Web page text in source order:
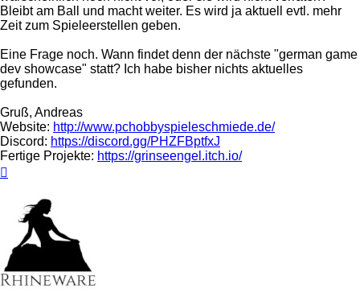
Bleibt am Ball und macht weiter. Es wird ja aktuell evtl. mehr
Zeit zum Spieleerstellen geben.
Eine Frage noch. Wann findet denn der nächste "german game
dev showcase" statt? Ich habe bisher nichts aktuelles
gefunden.
Gruß, Andreas
Website: http://www.pchobbyspieleschmiede.de/
Discord: https://discord.gg/PHZFBptfxJ
Fertige Projekte: https://grinseengel.itch.io/